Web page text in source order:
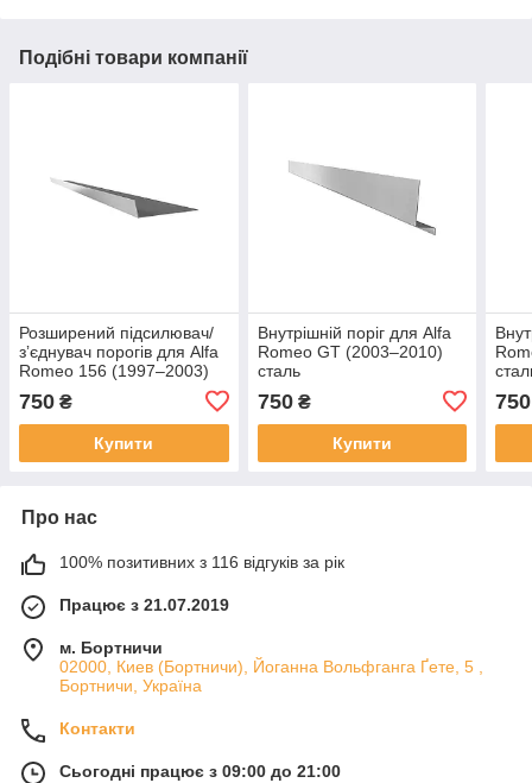
Подібні товари компанії
Розширений підсилювач/
зʼєднувач порогів для Alfa
Romeo 156 (1997–2003)
750 ₴
Купити
Внутрішній поріг для Alfa
Romeo GT (2003–2010)
сталь
750₴
Купити
750
Про нас
100% позитивних з 116 відгуків за рік
Працює з 21.07.2019
м. Бортничи
02000, Киев (Бортничи), Йоганна Вольфганга Ґете, 5 ,
Бортничи, Україна
Контакти
Сьогодні працює з 09:00 до 21:00